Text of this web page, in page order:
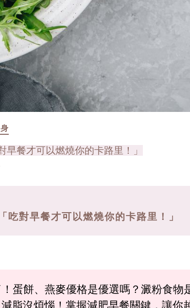
早餐才可以燃燒你的卡路里！」
吃對早餐才可以燃燒你的卡路里！」
蛋餅、燕麥優格是優選嗎？澱粉食物
脂沒煩惱！掌握減肥早餐關鍵，讓你